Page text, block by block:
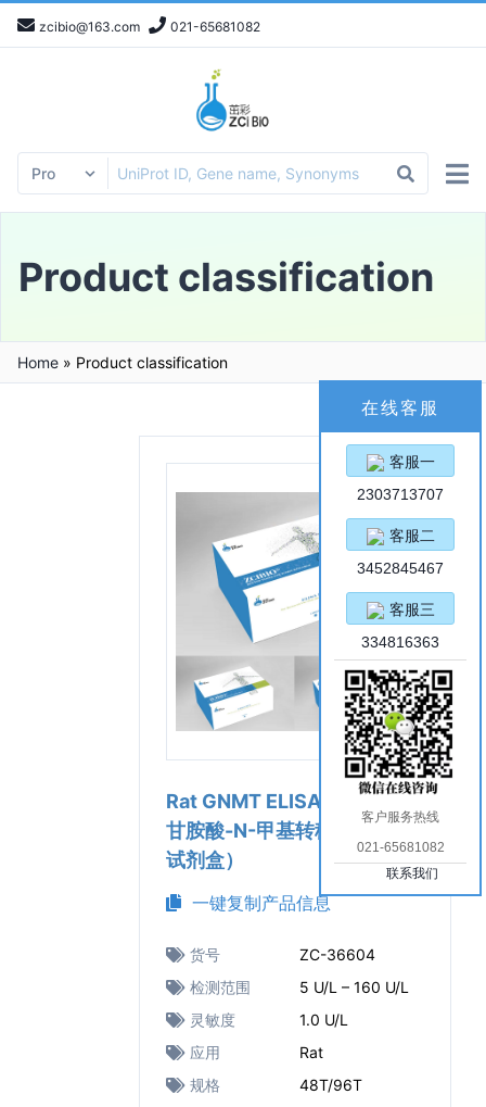
zcibio@163.com 021-65681082
Product classification
Home » Product classification
Rat GNMT ELISA Kit（大鼠
甘胺酸-N-甲基转移酶ELISA
试剂盒）
一键复制产品信息
货号
ZC-36604
检测范围
5 U/L – 160 U/L
灵敏度
1.0 U/L
应用
Rat
规格
48T/96T
在线客服
客服一
2303713707
客服二
3452845467
客服三
334816363
客户服务热线
021-65681082
联系我们